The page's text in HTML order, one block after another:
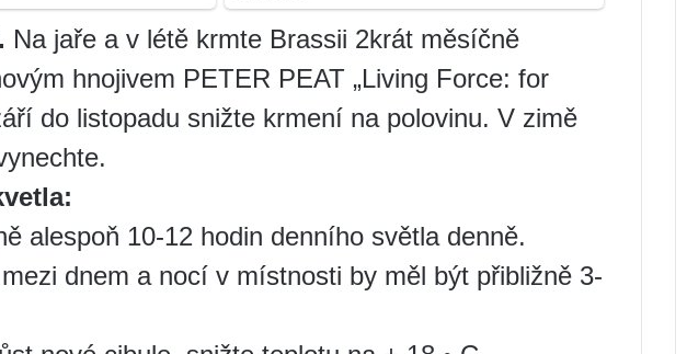
Na jaře a v létě krmte Brassii 2krát měsíčně
hnojivem PETER PEAT „Living Force: for
do listopadu snižte krmení na polovinu. V zimě
alespoň 10-12 hodin denního světla denně.
dnem a nocí v místnosti by měl být přibližně 3-